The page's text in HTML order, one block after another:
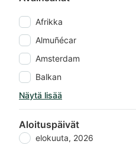
Afrikka
Almuñécar
Amsterdam
Balkan
Näytä lisää
Aloituspäivät
elokuuta, 2026